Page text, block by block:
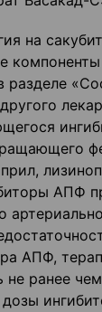
на
компоненты
разделе
АПФ
АПФ,
не ранее
дозы